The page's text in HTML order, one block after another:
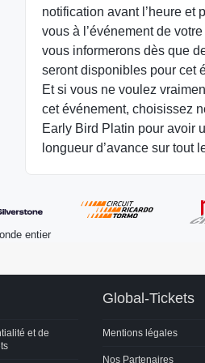
notification avant l’heure et
vous à l’événement de
vous informerons dès que
seront disponibles pour cet
Et si vous ne voulez
cet événement, choisissez
Early Bird Platin pour avoir
longueur d’avance sur tout
entier
et de
Global-Tickets
Mentions légales
Nos Partenaires